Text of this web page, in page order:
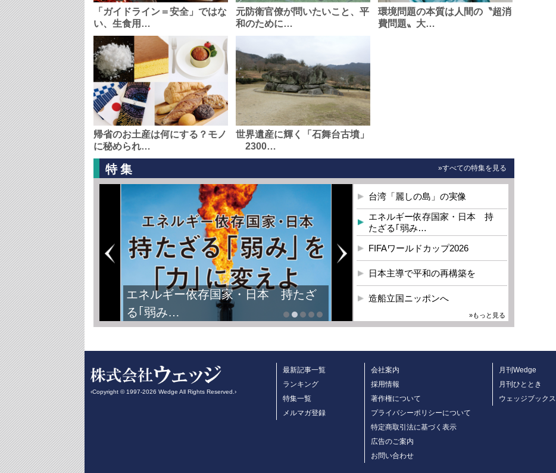
「ガイドライン＝安全」ではな
い、生食用…
元防衛官僚が問いたいこと、平
和のために…
環境問題の本質は人間の〝超消
費問題〟大…
帰省のお土産は何にする？モノ
に秘められ…
世界遺産に輝く「石舞台古墳」
2300…
特集 »すべての特集を見る
エネルギー依存国家・日本 持たざ
る｢弱み…
台湾「麗しの島」の実像
エネルギー依存国家・日本 持
たざる｢弱み…
FIFAワールドカップ2026
日本主導で平和の再構築を
造船立国ニッポンへ
»もっと見る
‹Copyright © 1997-2026 Wedge All Rights Reserved.›
最新記事一覧
ランキング
特集一覧
メルマガ登録
会社案内
採用情報
著作権について
プライバシーポリシーについて
特定商取引法に基づく表示
広告のご案内
お問い合わせ
月刊Wedge
月刊ひととき
ウェッジブックス